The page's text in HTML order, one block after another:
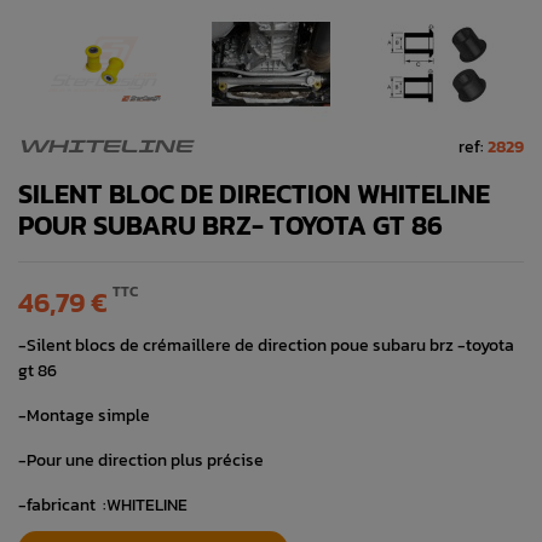
WHITELINE ref:2829
SILENT BLOC DE DIRECTION WHITELINE
POUR SUBARU BRZ- TOYOTA GT 86
46,79 € TTC
-Silent blocs de crémaillere de direction poue subaru brz -toyota
gt 86
-Montage simple
-Pour une direction plus précise
-fabricant :WHITELINE